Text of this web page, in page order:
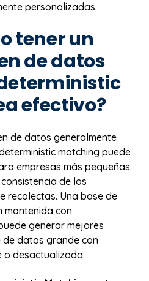
personalizadas.
tener un
de datos
efectivo?
de datos generalmente
matching puede
empresas más pequeñas.
de los
recolectas. Una base de
mantenida con
generar mejores
datos grande con
o desactualizada.